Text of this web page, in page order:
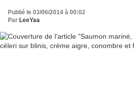
Publié le 03/06/2014 à 00:02
Par LeeYaa